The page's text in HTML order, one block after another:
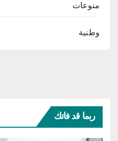
منوعات
وطنية
ربما قد فاتك